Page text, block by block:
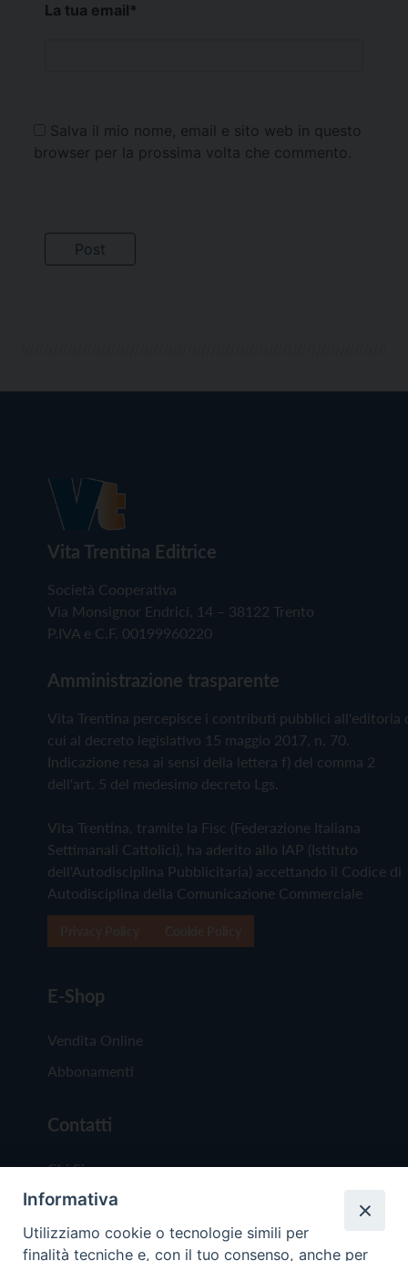
La tua email*
Salva il mio nome, email e sito web in questo
browser per la prossima volta che commento.
Vita Trentina Editrice
Società Cooperativa
Via Monsignor Endrici, 14 – 38122 Trento
P.IVA e C.F. 00199960220
Amministrazione trasparente
Vita Trentina percepisce i contributi pubblici all'editoria
cui al decreto legislativo 15 maggio 2017, n. 70.
Indicazione resa ai sensi della lettera f) del comma 2
dell'art. 5 del medesimo decreto Lgs.
Vita Trentina, tramite la Fisc (Federazione Italiana
Settimanali Cattolici), ha aderito allo IAP (Istituto
dell'Autodisciplina Pubblicitaria) accettando il Codice di
Autodisciplina della Comunicazione Commerciale
E-Shop
Vendita Online
Abbonamenti
Contatti
Chi Siamo
Redazione
Scrivici
Informativa
Utilizziamo cookie o tecnologie simili per
finalità tecniche e, con il tuo consenso, anche per